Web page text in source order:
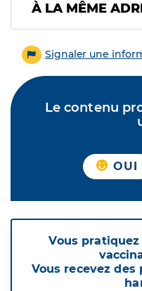
À LA MÊME
Signaler une
Le contenu
OUI
Vous
Vous recevez